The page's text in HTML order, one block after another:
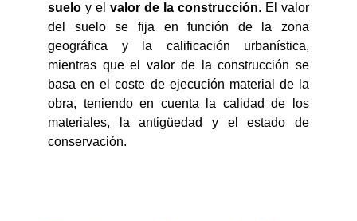
suelo y el valor de la construcción. El valor
del suelo se fija en función de la zona
geográfica y la calificación urbanística,
mientras que el valor de la construcción se
basa en el coste de ejecución material de la
obra, teniendo en cuenta la calidad de los
materiales, la antigüedad y el estado de
conservación.